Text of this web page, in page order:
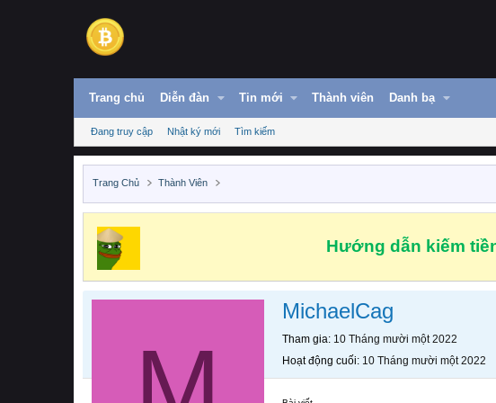
Trang chủ Diễn đàn Tin mới Thành viên Danh bạ
Đang truy cập Nhật ký mới Tìm kiếm
Trang Chủ Thành Viên
Hướng dẫn kiếm
MichaelCag
Tham gia 10 Tháng mười một 2022
Hoạt động cuối 10 Tháng mười một 2022